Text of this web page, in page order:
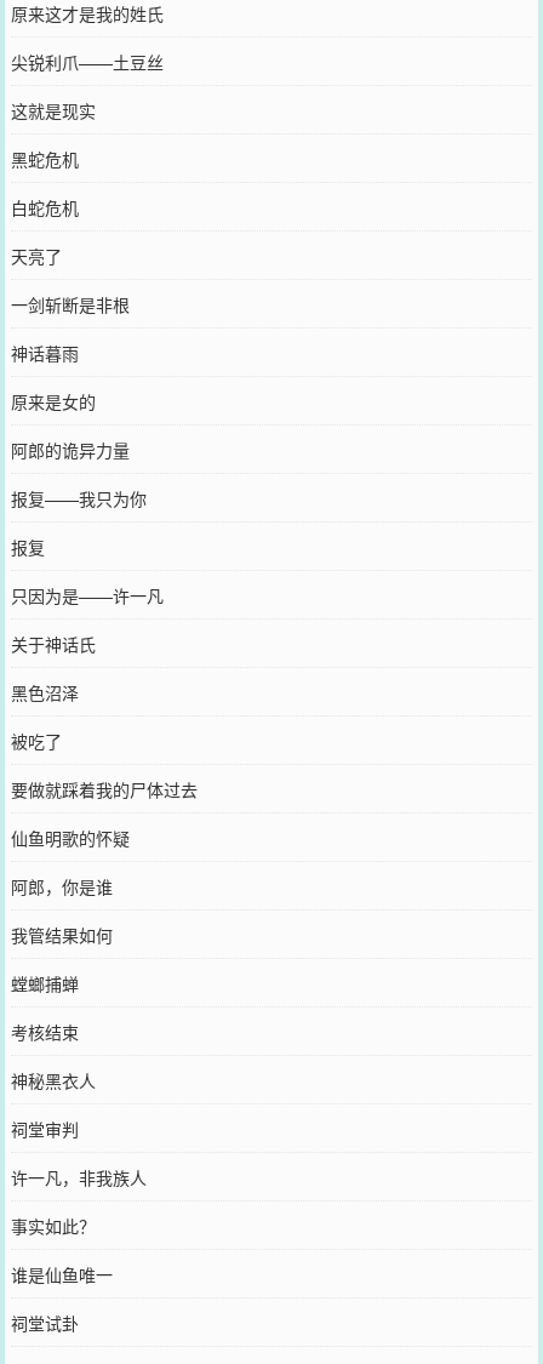
原来这才是我的姓氏
尖锐利爪——土豆丝
这就是现实
黑蛇危机
白蛇危机
天亮了
一剑斩断是非根
神话暮雨
原来是女的
阿郎的诡异力量
报复——我只为你
报复
只因为是——许一凡
关于神话氏
黑色沼泽
被吃了
要做就踩着我的尸体过去
仙鱼明歌的怀疑
阿郎，你是谁
我管结果如何
螳螂捕蝉
考核结束
神秘黑衣人
祠堂审判
许一凡，非我族人
事实如此？
谁是仙鱼唯一
祠堂试卦